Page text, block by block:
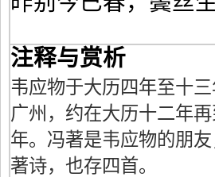
注释与赏析
韦应物于大历四年至十
广州，约在大历十二年
年。冯著是韦应物的朋
著诗，也存四首。